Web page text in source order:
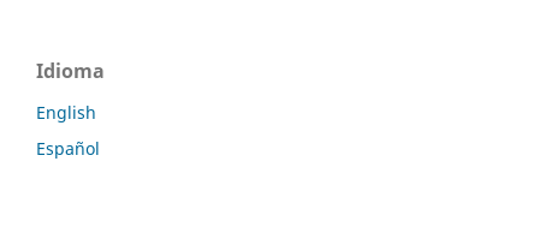
Idioma
English
Español